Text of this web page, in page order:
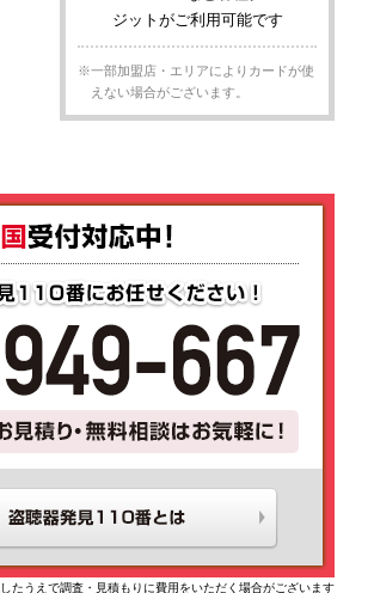
※一部加盟店・エリアによりカードが使
えない場合がございます。
たうえで調査・見積もりに費用をいただく場合がございます